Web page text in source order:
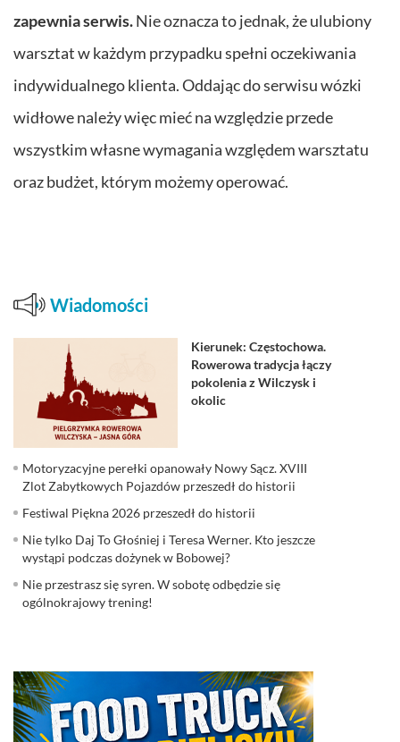
zapewnia serwis.Nie oznacza to jednak, że ulubiony
warsztat w każdym przypadku spełni oczekiwania
indywidualnego klienta. Oddając do serwisu wózki
widłowe należy więc mieć na względzie przede
wszystkim własne wymagania względem warsztatu
oraz budżet, którym możemy operować.
Wiadomości
Kierunek: Częstochowa.
Rowerowa tradycja łączy
pokolenia z Wilczysk i
okolic
Motoryzacyjne perełki opanowały Nowy Sącz. XVIII
Zlot Zabytkowych Pojazdów przeszedł do historii
Festiwal Piękna 2026 przeszedł do historii
Nie tylko Daj To Głośniej i Teresa Werner. Kto jeszcze
wystąpi podczas dożynek w Bobowej?
Nie przestrasz się syren. W sobotę odbędzie się
ogólnokrajowy trening!